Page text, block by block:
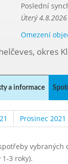
Poslední
Úterý
Omezení
okres
a informace
Prosinec 2021
3 roky).